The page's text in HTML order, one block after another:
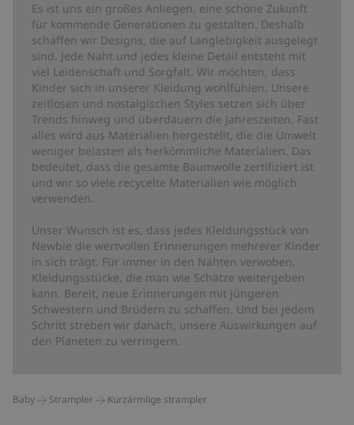
Es ist uns ein großes Anliegen, eine schöne Zukunft
für kommende Generationen zu gestalten. Deshalb
schaffen wir Designs, die auf Langlebigkeit ausgelegt
sind. Jede Naht und jedes kleine Detail entsteht mit
viel Leidenschaft und Sorgfalt. Wir möchten, dass
Kinder sich in unserer Kleidung wohlfühlen. Unsere
zeitlosen und nostalgischen Styles setzen sich über
Trends hinweg und überdauern die Jahreszeiten. Fast
alles wird aus Materialien hergestellt, die die Umwelt
weniger belasten als herkömmliche Materialien. Das
bedeutet, dass die gesamte Baumwolle zertifiziert ist
und wir so viele recycelte Materialien wie möglich
verwenden.
Unser Wunsch ist es, dass jedes Kleidungsstück von
Newbie die wertvollen Erinnerungen mehrerer Kinder
in sich trägt. Für immer in den Nähten verwoben.
Kleidungsstücke, die man wie Schätze weitergeben
kann. Bereit, neue Erinnerungen mit jüngeren
Schwestern und Brüdern zu schaffen. Und bei jedem
Schritt streben wir danach, unsere Auswirkungen auf
den Planeten zu verringern.
Baby Strampler Kurzärmlige strampler